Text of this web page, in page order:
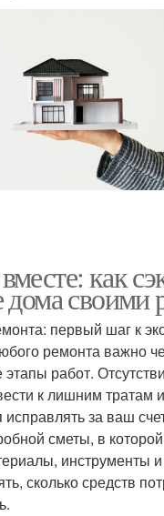
как
дома своими
первый шаг к
ремонта важно
работ.
к лишним тратам
исправлять за ваш
сметы, в
инструменты
сколько средств